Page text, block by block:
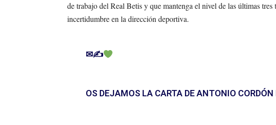
de trabajo del Real Betis y que mantenga el nivel de las últimas tres
incertidumbre en la dirección deportiva.
✉✍
OS DEJAMOS LA CARTA DE ANTONIO